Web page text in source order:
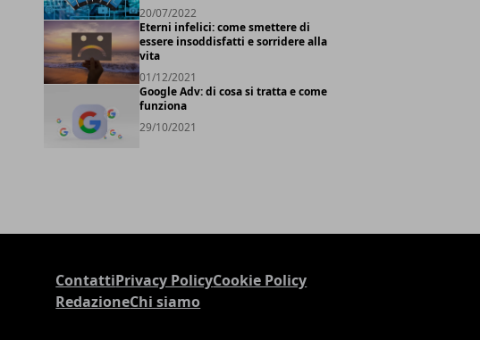
20/07/2022
Eterni infelici: come smettere di
essere insoddisfatti e sorridere alla
vita
01/12/2021
Google Adv: di cosa si tratta e come
funziona
29/10/2021
ContattiPrivacy PolicyCookie Policy
RedazioneChi siamo